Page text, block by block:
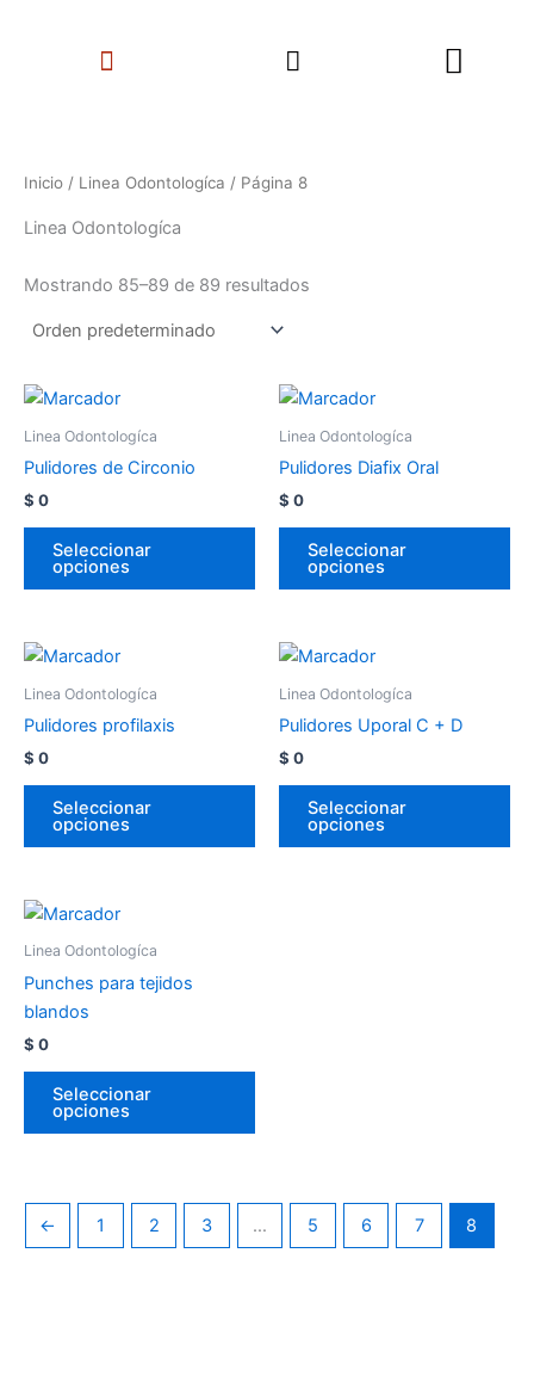
Menu Search
Inicio / Linea Odontologíca / Página 8
Linea Odontologíca
Mostrando 85–89 de 89 resultados
Linea Odontologíca
Pulidores de Circonio
$ 0
Seleccionar
opciones
Linea Odontologíca
Pulidores Diafix Oral
$ 0
Seleccionar
opciones
Linea Odontologíca
Pulidores profilaxis
$ 0
Seleccionar
opciones
Linea Odontologíca
Pulidores Uporal C + D
$ 0
Seleccionar
opciones
Linea Odontologíca
Punches para tejidos
blandos
$ 0
Seleccionar
opciones
← 1 2 3 … 5 6 7 8